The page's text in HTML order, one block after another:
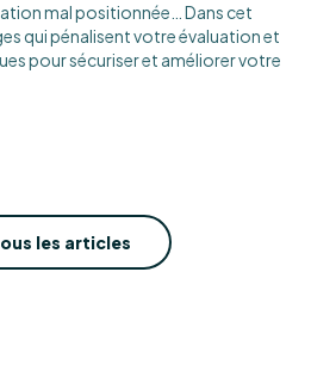
mal positionnée… Dans cet
qui pénalisent votre évaluation et
pour sécuriser et améliorer votre
les articles